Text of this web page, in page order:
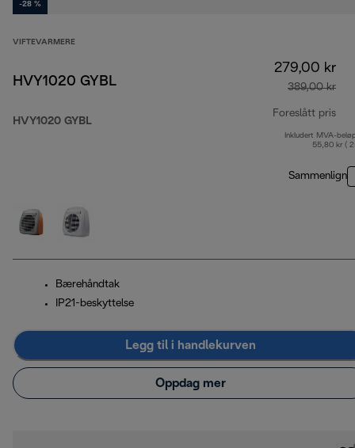
-28 %
VIFTEVARMERE
HVY1020 GYBL
HVY1020 GYBL
279,00 kr
389,00 kr
Foreslått pris
Inkludert MVA-
55,80 kr (
Sammenlign
Bærehåndtak
IP21-beskyttelse
Legg til i handlekurven
Oppdag mer